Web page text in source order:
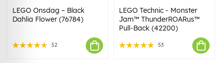
LEGO Onsdag – Black
Dahlia Flower (76784)
52
LEGO Technic - Monster
Jam™ ThunderROARus™
Pull-Back (42200)
53